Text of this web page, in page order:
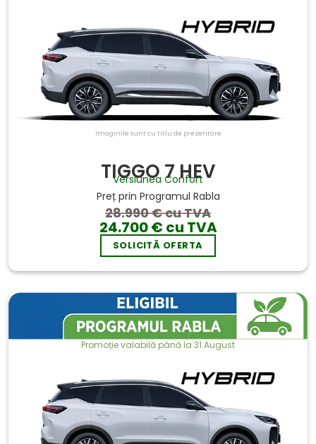
Imaginile sunt cu titlu de prezentare
TIGGO 7 HEV
Versiunea Confort
Preț prin Programul Rabla
28.990 € cu TVA
24.700 € cu TVA
SOLICITĂ OFERTA
Promoție valabilă până la 31 August